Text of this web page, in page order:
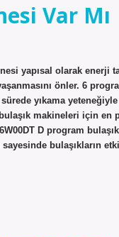
Var Mı
yapısal olarak enerji
önler. 6
yıkama
makineleri için en
D program
bulaşıkların